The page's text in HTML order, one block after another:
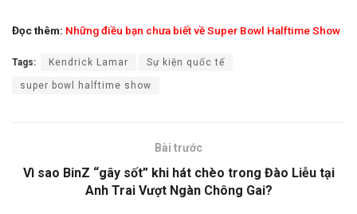
Đọc thêm: Những điều bạn chưa biết về Super Bowl Halftime Show
Tags: Kendrick Lamar Sự kiện quốc tế
super bowl halftime show
Bài trước
Vì sao BinZ “gây sốt” khi hát chèo trong Đào Liễu tại
Anh Trai Vượt Ngàn Chông Gai?